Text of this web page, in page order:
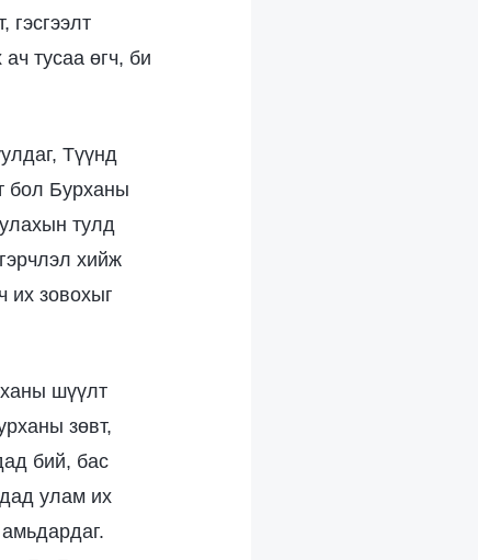
гэсгээлт
тусаа өгч, би
Түүнд
бол Бурханы
тулд
хийж
их зовохыг
шүүлт
зөвт,
бий, бас
улам их